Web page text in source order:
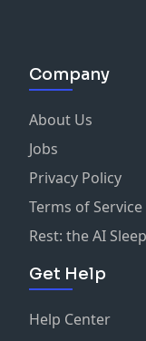
Company
About Us
Jobs
Privacy Policy
Terms of Service
Rest: the AI
Get Help
Help Center